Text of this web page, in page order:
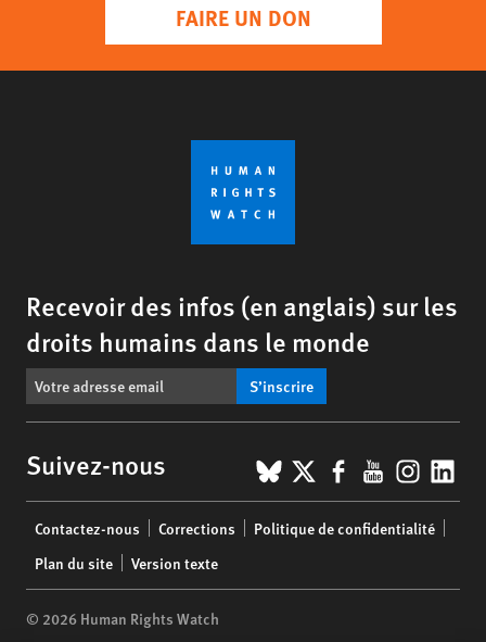
FAIRE UN DON
Recevoir des infos (en anglais) sur les
droits humains dans le monde
S’inscrire
Suivez-nous BlueSky
X Facebook
YouTube
menu
Contactez-nous Corrections
Politique de confidentialité
Plan du site
Version texte
© 2026 Human Rights Watch